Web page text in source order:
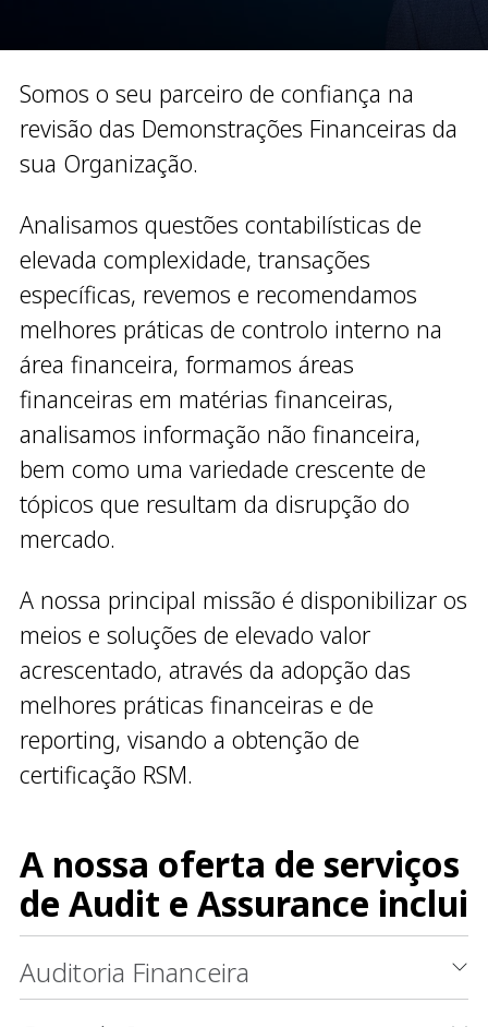
Somos o seu parceiro de confiança na
revisão das Demonstrações Financeiras da
sua Organização.
Analisamos questões contabilísticas de
elevada complexidade, transações
específicas, revemos e recomendamos
melhores práticas de controlo interno na
área financeira, formamos áreas
financeiras em matérias financeiras,
analisamos informação não financeira,
bem como uma variedade crescente de
tópicos que resultam da disrupção do
mercado.
A nossa principal missão é disponibilizar os
meios e soluções de elevado valor
acrescentado, através da adopção das
melhores práticas financeiras e de
reporting, visando a obtenção de
certificação RSM.
A nossa oferta de serviços
de Audit e Assurance inclui
Auditoria Financeira